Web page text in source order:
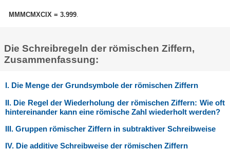
MMMCMXCIX = 3.999
Die Schreibregeln der römischen Ziffern,
Zusammenfassung:
I. Die Menge der Grundsymbole der römischen Ziffern
II. Die Regel der Wiederholung der römischen Ziffern: Wie oft
hintereinander kann eine römische Zahl wiederholt werden?
III. Gruppen römischer Ziffern in subtraktiver Schreibweise
IV. Die additive Schreibweise der römischen Ziffern